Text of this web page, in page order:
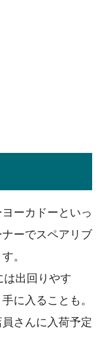
ーカドーといっ
ーでスペアリブ
。
出回りやす
に入ることも。
さんに入荷予定